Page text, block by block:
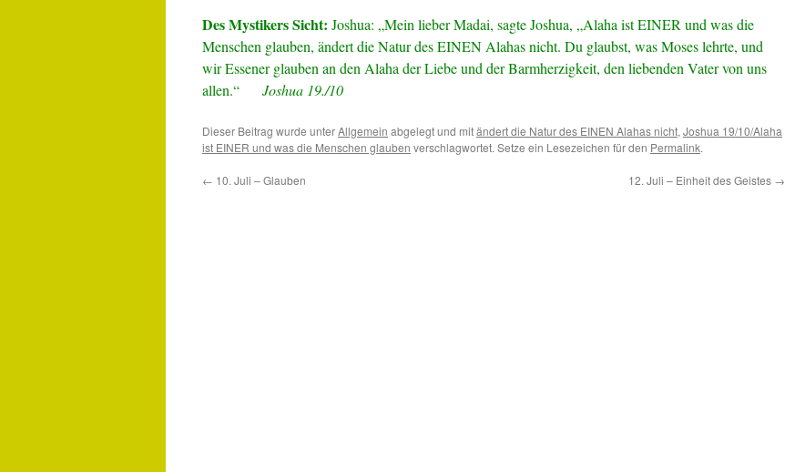
Des Mystikers Sicht: Joshua: „Mein lieber Madai, sagte Joshua, „Alaha ist EINER und was die
Menschen glauben, ändert die Natur des EINEN Alahas nicht. Du glaubst, was Moses lehrte, und
wir Essener glauben an den Alaha der Liebe und der Barmherzigkeit, den liebenden Vater von uns
allen.“ Joshua 19./10
Dieser Beitrag wurde unterAllgemein abgelegt und mitändert die Natur des EINEN Alahas nicht, Joshua 19/10/Alaha
ist EINER und was die Menschen glauben verschlagwortet. Setze ein Lesezeichen für den Permalink.
← 10. Juli – Glauben 12. Juli – Einheit des Geistes →